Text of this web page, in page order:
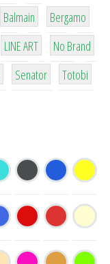
4
Balmain
26
Bergamo
4
LINE ART
90
No Brand
15
Senator
43
Totobi